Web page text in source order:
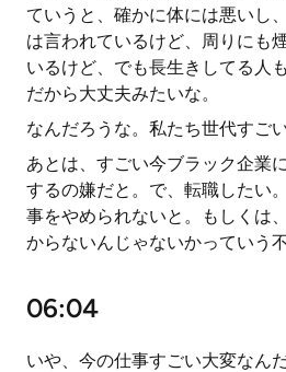
ていうと、確かに体には悪いし
は言われているけど、周りにも
いるけど、でも長生きしてる人
だから大丈夫みたいな。
なんだろうな。私たち世代すご
あとは、すごい今ブラック企業
するの嫌だと。で、転職したい
事をやめられないと。もしくは
からないんじゃないかっていう
06:04
いや、今の仕事すごい大変なん